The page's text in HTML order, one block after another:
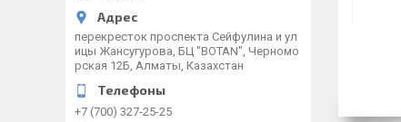
перекресток проспекта Сейфулина и ул
ицы Жансугурова, БЦ "BOTAN", Черномо
рская 12Б, Алматы, Казахстан
+7 (700) 327-25-25